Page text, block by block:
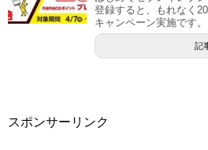
登録すると、もれなく
キャンペーン実施です
記
スポンサーリンク